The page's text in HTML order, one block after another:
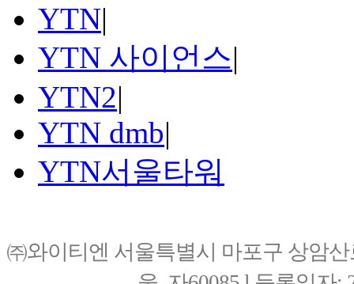
YTN|
YTN 사이언스|
YTN2|
YTN dmb|
YTN서울타워
㈜와이티엔 서울특별시 마포구 상암